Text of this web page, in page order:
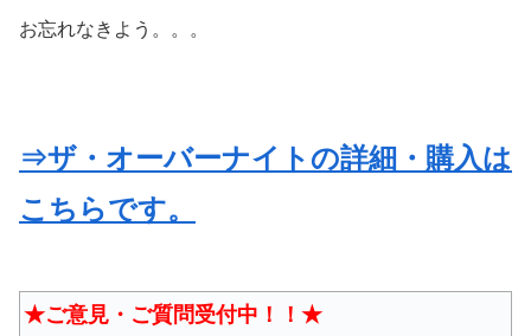
お忘れなきよう。。。
⇒ザ・オーバーナイトの詳細・購入は
こちらです。
★ご意見・ご質問受付中！！★